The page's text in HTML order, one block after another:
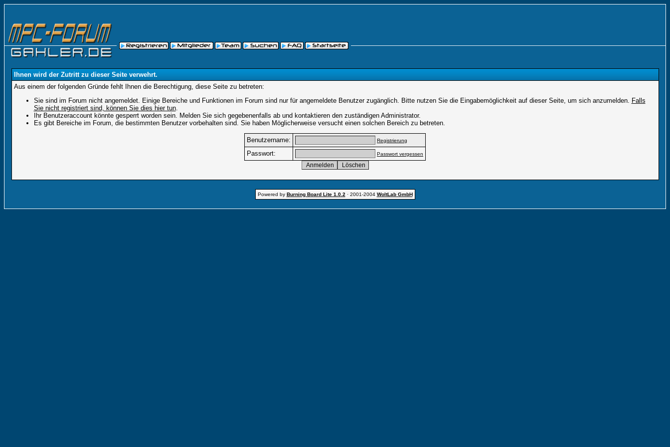
Ihnen wird der Zutritt zu dieser Seite verwehrt.
Aus einem der folgenden Gründe fehlt Ihnen die Berechtigung, diese Seite zu betreten:
Sie sind im Forum nicht angemeldet. Einige Bereiche und Funktionen im Forum sind nur für angemeldete Benutzer zugänglich. Bitte nutzen Sie die Eingabemöglichkeit auf dieser Seite, um sich anzumelden. Falls
Sie nicht registriert sind, können Sie dies hier tun.
Ihr Benutzeraccount könnte gesperrt worden sein. Melden Sie sich gegebenenfalls ab und kontaktieren den zuständigen Administrator.
Es gibt Bereiche im Forum, die bestimmten Benutzer vorbehalten sind. Sie haben Möglicherweise versucht einen solchen Bereich zu betreten.
Benutzername: Registrierung
Passwort: Passwort vergessen
Powered by Burning Board Lite 1.0.2 · 2001-2004 WoltLab GmbH